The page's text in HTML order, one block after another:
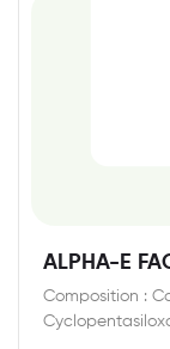
ALPHA-E
Composition :